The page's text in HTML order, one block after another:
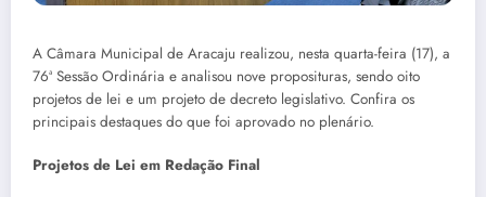
A Câmara Municipal de Aracaju realizou, nesta quarta-feira (17), a
76ª Sessão Ordinária e analisou nove proposituras, sendo oito
projetos de lei e um projeto de decreto legislativo. Confira os
principais destaques do que foi aprovado no plenário.
Projetos de Lei em Redação Final